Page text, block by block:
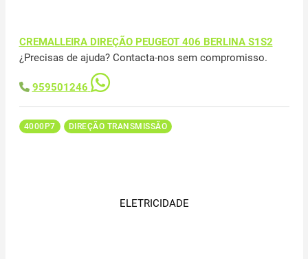
CREMALLEIRA DIREÇÃO PEUGEOT 406 BERLINA S1S2
¿Precisas de ajuda? Contacta-nos sem compromisso.
959501246
4000P7 DIREÇÃO TRANSMISSÃO
ELETRICIDADE